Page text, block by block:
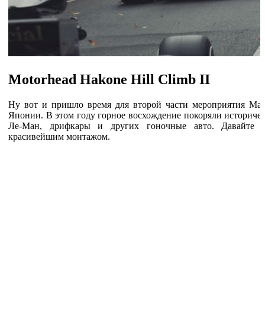
Motorhead Hakone Hill Climb II
Ну вот и пришло время для второй части мероприятия
Японии. В этом году горное восхождение покоряли
Ле-Ман, дрифкары и других гоночные авто. Давайте
красивейшим монтажом.